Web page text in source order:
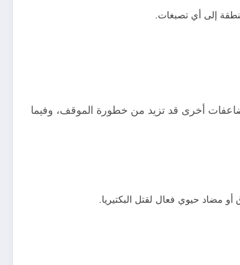
إلى أي تصبغات.
أخرى قد تزيد من خطورة الموقف، وفيما
مضاد حيوي فعال لقتل البكتيريا.